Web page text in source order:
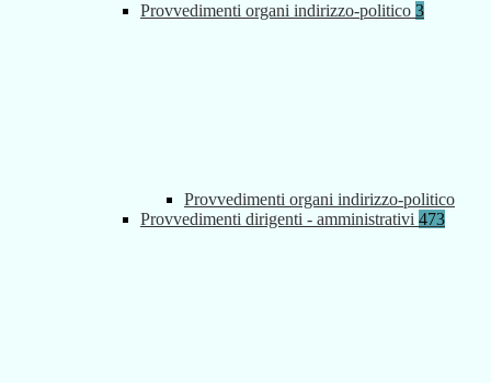
Provvedimenti organi indirizzo-politico 3
Provvedimenti organi indirizzo-politico
Provvedimenti dirigenti - amministrativi 473